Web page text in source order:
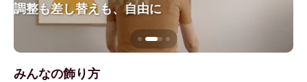
調整も差し替えも、自由に
みんなの飾り方